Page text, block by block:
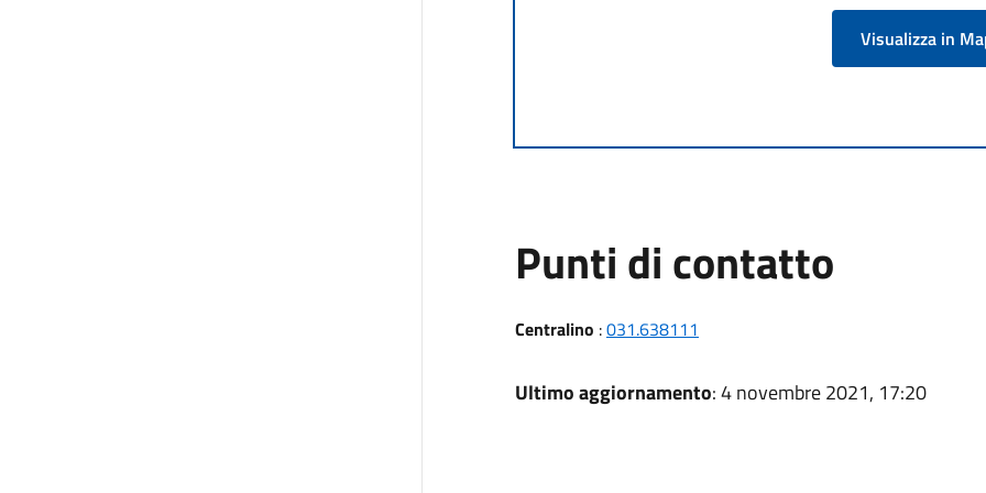
Visualizza in
Punti di contatto
Centralino :031.638111
Ultimo aggiornamento: 4 novembre 2021, 17:20